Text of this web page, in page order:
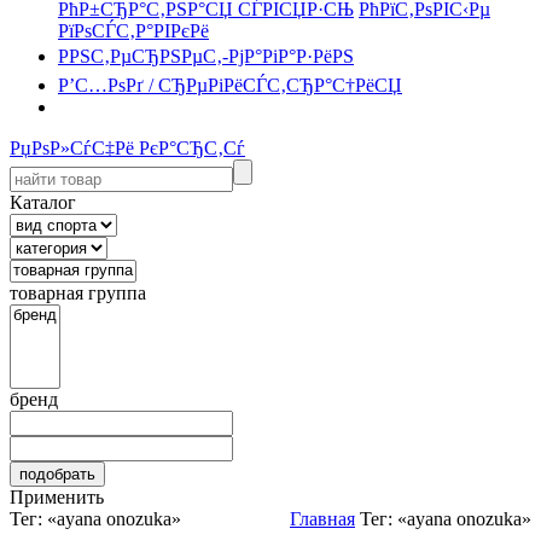
РћР±СЂР°С‚РЅР°СЏ СЃРІСЏР·СЊ РћРїС‚РѕРІС‹Рµ
РїРѕСЃС‚Р°РІРєРё
РРЅС‚РµСЂРЅРµС‚-РјР°РіР°Р·РёРЅ
Р’С…РѕРґ / СЂРµРіРёСЃС‚СЂР°С†РёСЏ
РџРѕР»СѓС‡Рё РєР°СЂС‚Сѓ
Каталог
товарная группа
бренд
Применить
Тег: «ayana onozuka»
Главная Тег: «ayana onozuka»